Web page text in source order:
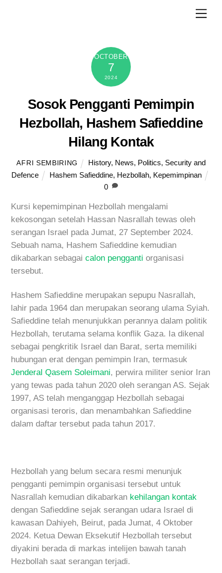
OCTOBER
7
2024
Sosok Pengganti Pemimpin
Hezbollah, Hashem Safieddine
Hilang Kontak
AFRI SEMBIRING History, News, Politics, Security and
Defence
Hashem Safieddine, Hezbollah, Kepemimpinan
0
Kursi kepemimpinan Hezbollah mengalami
kekosongan setelah Hassan Nasrallah tewas oleh
serangan Israel pada Jumat, 27 September 2024.
Sebuah nama, Hashem Safieddine kemudian
dikabarkan sebagaicalon pengganti organisasi
tersebut.
Hashem Safieddine merupakan sepupu Nasrallah,
lahir pada 1964 dan merupakan seorang ulama Syiah.
Safieddine telah menunjukkan perannya dalam politik
Hezbollah, terutama selama konflik Gaza. Ia dikenal
sebagai pengkritik Israel dan Barat, serta memiliki
hubungan erat dengan pemimpin Iran, termasuk
Jenderal Qasem Soleimani, perwira militer senior Iran
yang tewas pada tahun 2020 oleh serangan AS. Sejak
1997, AS telah menganggap Hezbollah sebagai
organisasi teroris, dan menambahkan Safieddine
dalam daftar tersebut pada tahun 2017.
Hezbollah yang belum secara resmi menunjuk
pengganti pemimpin organisasi tersebut untuk
Nasrallah kemudian dikabarkan kehilangan kontak
dengan Safieddine sejak serangan udara Israel di
kawasan Dahiyeh, Beirut, pada Jumat, 4 Oktober
2024. Ketua Dewan Eksekutif Hezbollah tersebut
diyakini berada di markas intelijen bawah tanah
Hezbollah saat serangan terjadi.